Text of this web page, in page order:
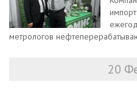
метрологов
20